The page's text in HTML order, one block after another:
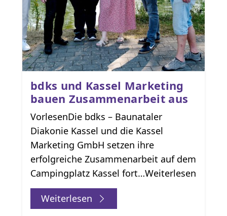
bdks und Kassel Marketing
bauen Zusammenarbeit aus
VorlesenDie bdks – Baunataler
Diakonie Kassel und die Kassel
Marketing GmbH setzen ihre
erfolgreiche Zusammenarbeit auf dem
Campingplatz Kassel fort…Weiterlesen
Weiterlesen